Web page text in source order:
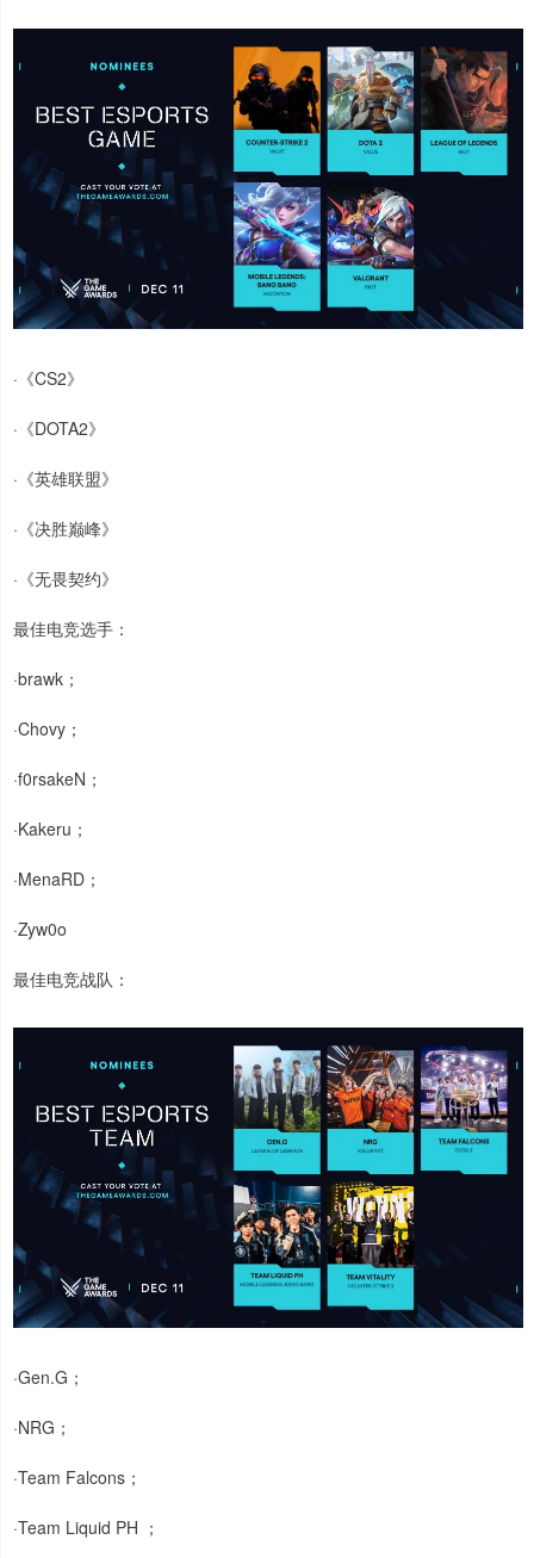
·《CS2》
·《DOTA2》
·《英雄联盟》
·《决胜巅峰》
·《无畏契约》
最佳电竞选手：
·brawk；
·Chovy；
·f0rsakeN；
·Kakeru；
·MenaRD；
·Zyw0o
最佳电竞战队：
·Gen.G；
·NRG；
·Team Falcons；
·Team Liquid PH ；